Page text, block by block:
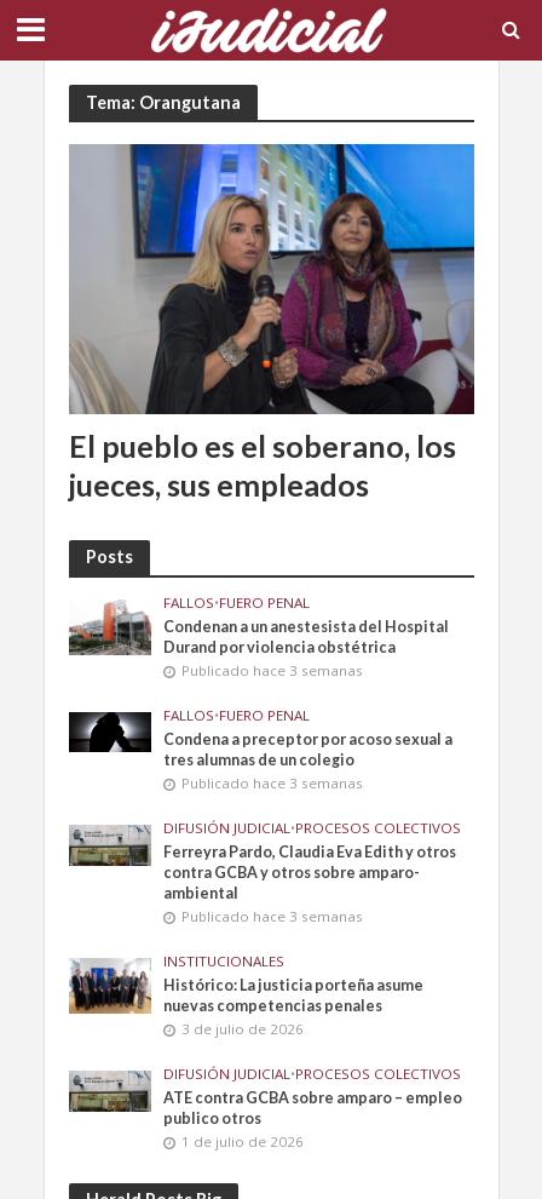
Tema: Orangutana
El pueblo es el soberano, los
jueces, sus empleados
Posts
FALLOS•FUERO PENAL
Condenan a un anestesista del Hospital
Durand por violencia obstétrica
Publicado hace 3 semanas
FALLOS•FUERO PENAL
Condena a preceptor por acoso sexual a
tres alumnas de un colegio
Publicado hace 3 semanas
DIFUSIÓN JUDICIAL •PROCESOS COLECTIVOS
Ferreyra Pardo, Claudia Eva Edith y otros
contra GCBA y otros sobre amparo-
ambiental
Publicado hace 3 semanas
INSTITUCIONALES
Histórico: La justicia porteña asume
nuevas competencias penales
3 de julio de 2026
DIFUSIÓN JUDICIAL •PROCESOS COLECTIVOS
ATE contra GCBA sobre amparo – empleo
publico otros
1 de julio de 2026